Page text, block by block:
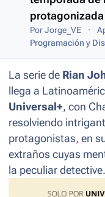
PorJorge_VE
Programación y
La serie de Rian
llega a
Universal+, con
resolviendo
protagonistas, en
extraños cuyas
la peculiar detective.